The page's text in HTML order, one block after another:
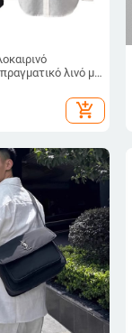
λινό με
στυλ Old Money,
μακρυμάνικο
add_shopping_cart